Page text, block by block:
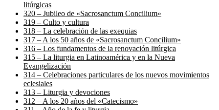
litúrgicas
320 – Jubileo de «Sacrosanctum Concilium»
319 – Culto y cultura
318 – La celebración de las exequias
317 – A los 50 años de «Sacrosanctum Concilium»
316 – Los fundamentos de la renovación litúrgica
315 – La liturgia en Latinoamérica y en la Nueva
Evangelización
314 – Celebraciones particulares de los nuevos movimientos
eclesiales
313 – Liturgia y devociones
312 – A los 20 años del «Catecismo»